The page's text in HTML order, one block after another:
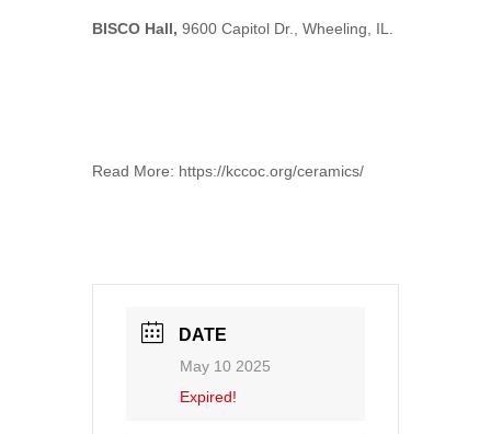
BISCO Hall, 9600 Capitol Dr., Wheeling, IL.
Read More: https://kccoc.org/ceramics/
DATE
May 10 2025
Expired!